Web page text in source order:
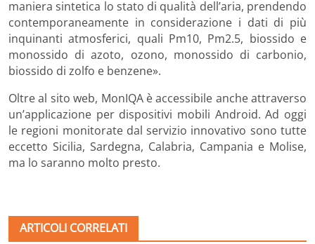
maniera sintetica lo stato di qualità dell’aria, prendendo
contemporaneamente in considerazione i dati di più
inquinanti atmosferici, quali Pm10, Pm2.5, biossido e
monossido di azoto, ozono, monossido di carbonio,
biossido di zolfo e benzene».
Oltre al sito web, MonIQA è accessibile anche attraverso
un’applicazione per dispositivi mobili Android. Ad oggi
le regioni monitorate dal servizio innovativo sono tutte
eccetto Sicilia, Sardegna, Calabria, Campania e Molise,
ma lo saranno molto presto.
ARTICOLI CORRELATI